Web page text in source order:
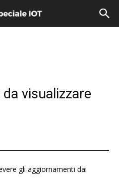
visualizzare
gli aggiornamenti dai